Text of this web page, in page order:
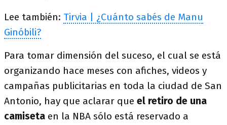
Lee también: Tirvia | ¿Cuánto sabés de Manu
Ginóbili?
Para tomar dimensión del suceso, el cual se está
organizando hace meses con afiches, videos y
campañas publicitarias en toda la ciudad de San
Antonio, hay que aclarar que el retiro de una
camiseta en la NBA sólo está reservado a